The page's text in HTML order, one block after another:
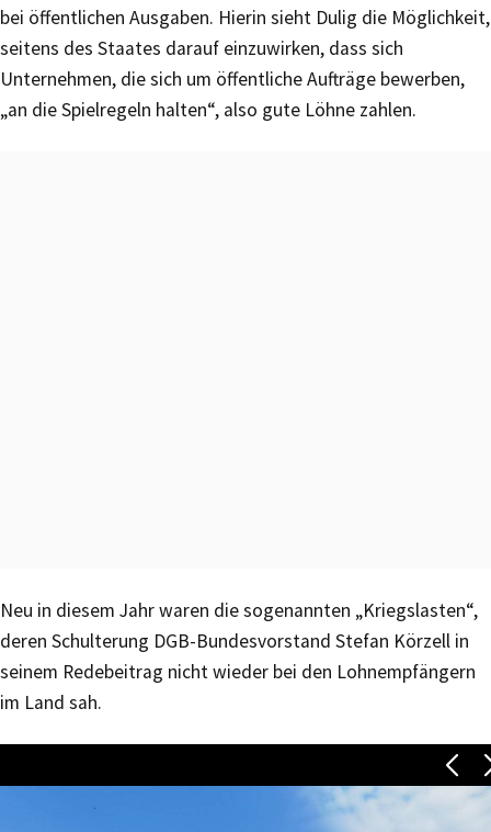
bei öffentlichen Ausgaben. Hierin sieht Dulig die Möglichkeit,
seitens des Staates darauf einzuwirken, dass sich
Unternehmen, die sich um öffentliche Aufträge bewerben,
„an die Spielregeln halten“, also gute Löhne zahlen.
Neu in diesem Jahr waren die sogenannten „Kriegslasten“,
deren Schulterung DGB-Bundesvorstand Stefan Körzell in
seinem Redebeitrag nicht wieder bei den Lohnempfängern
im Land sah.